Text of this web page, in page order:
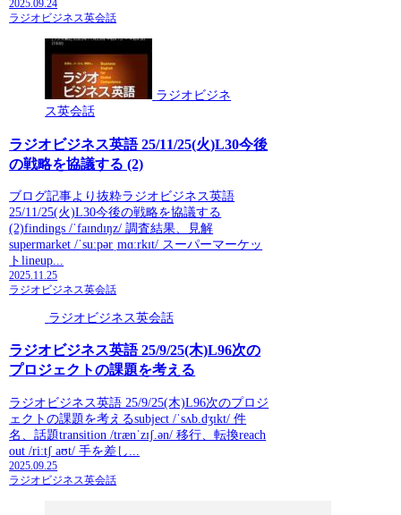
2025.09.24
ラジオビジネス英会話
ラジオビジネ
ス英会話
ラジオビジネス英語 25/11/25(火)L30今後
の戦略を協議する (2)
ブログ記事より抜粋ラジオビジネス英語
25/11/25(火)L30今後の戦略を協議する
(2)findings /ˈfaɪndɪŋz/ 調査結果、見解
supermarket /ˈsuːpərˌmɑːrkɪt/ スーパーマーケッ
トlineup...
2025.11.25
ラジオビジネス英会話
ラジオビジネス英会話
ラジオビジネス英語 25/9/25(木)L96次の
プロジェクトの課題を考える
ラジオビジネス英語 25/9/25(木)L96次のプロジ
ェクトの課題を考えるsubject /ˈsʌb.dʒɪkt/ 件
名、話題transition /trænˈzɪʃ.ən/ 移行、転換reach
out /riːtʃ aʊt/ 手を差し...
2025.09.25
ラジオビジネス英会話